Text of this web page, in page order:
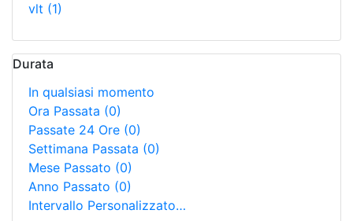
vlt (1)
Durata
In qualsiasi momento
Ora Passata (0)
Passate 24 Ore (0)
Settimana Passata (0)
Mese Passato (0)
Anno Passato (0)
Intervallo Personalizzato…